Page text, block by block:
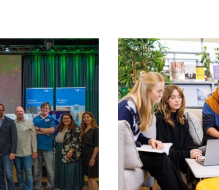
Bewerbung noch